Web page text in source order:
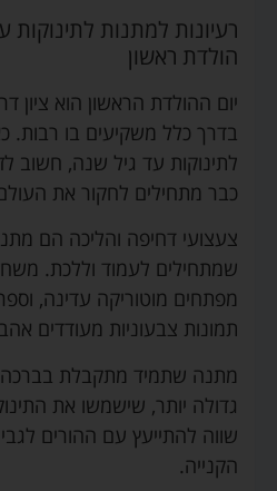
רעיונות למתנות לתינוקות
הולדת ראשון
יום ההולדת הראשון הוא ציון
בדרך כלל משקיעים בו
לתינוקות עד גיל שנה, חשוב
כבר מתחילים לחקור את העולם
צעצועי דחיפה והליכה הם
שמתחילים לעמוד וללכת.
מפתחים מוטוריקה עדינה,
תמונות צבעוניות מעודדים
מתנה שתמיד מתקבלת בברכה
גדולה יותר, שישמשו את
שווה להתייעץ עם ההורים לגבי
הקנייה.